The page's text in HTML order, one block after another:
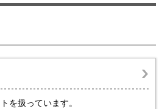
を扱っています。